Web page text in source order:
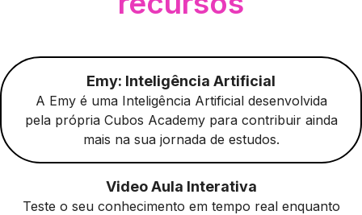
Emy: Inteligência Artificial
A Emy é uma Inteligência Artificial desenvolvida
pela própria Cubos Academy para contribuir ainda
mais na sua jornada de estudos.
Video Aula Interativa
Teste o seu conhecimento em tempo real enquanto